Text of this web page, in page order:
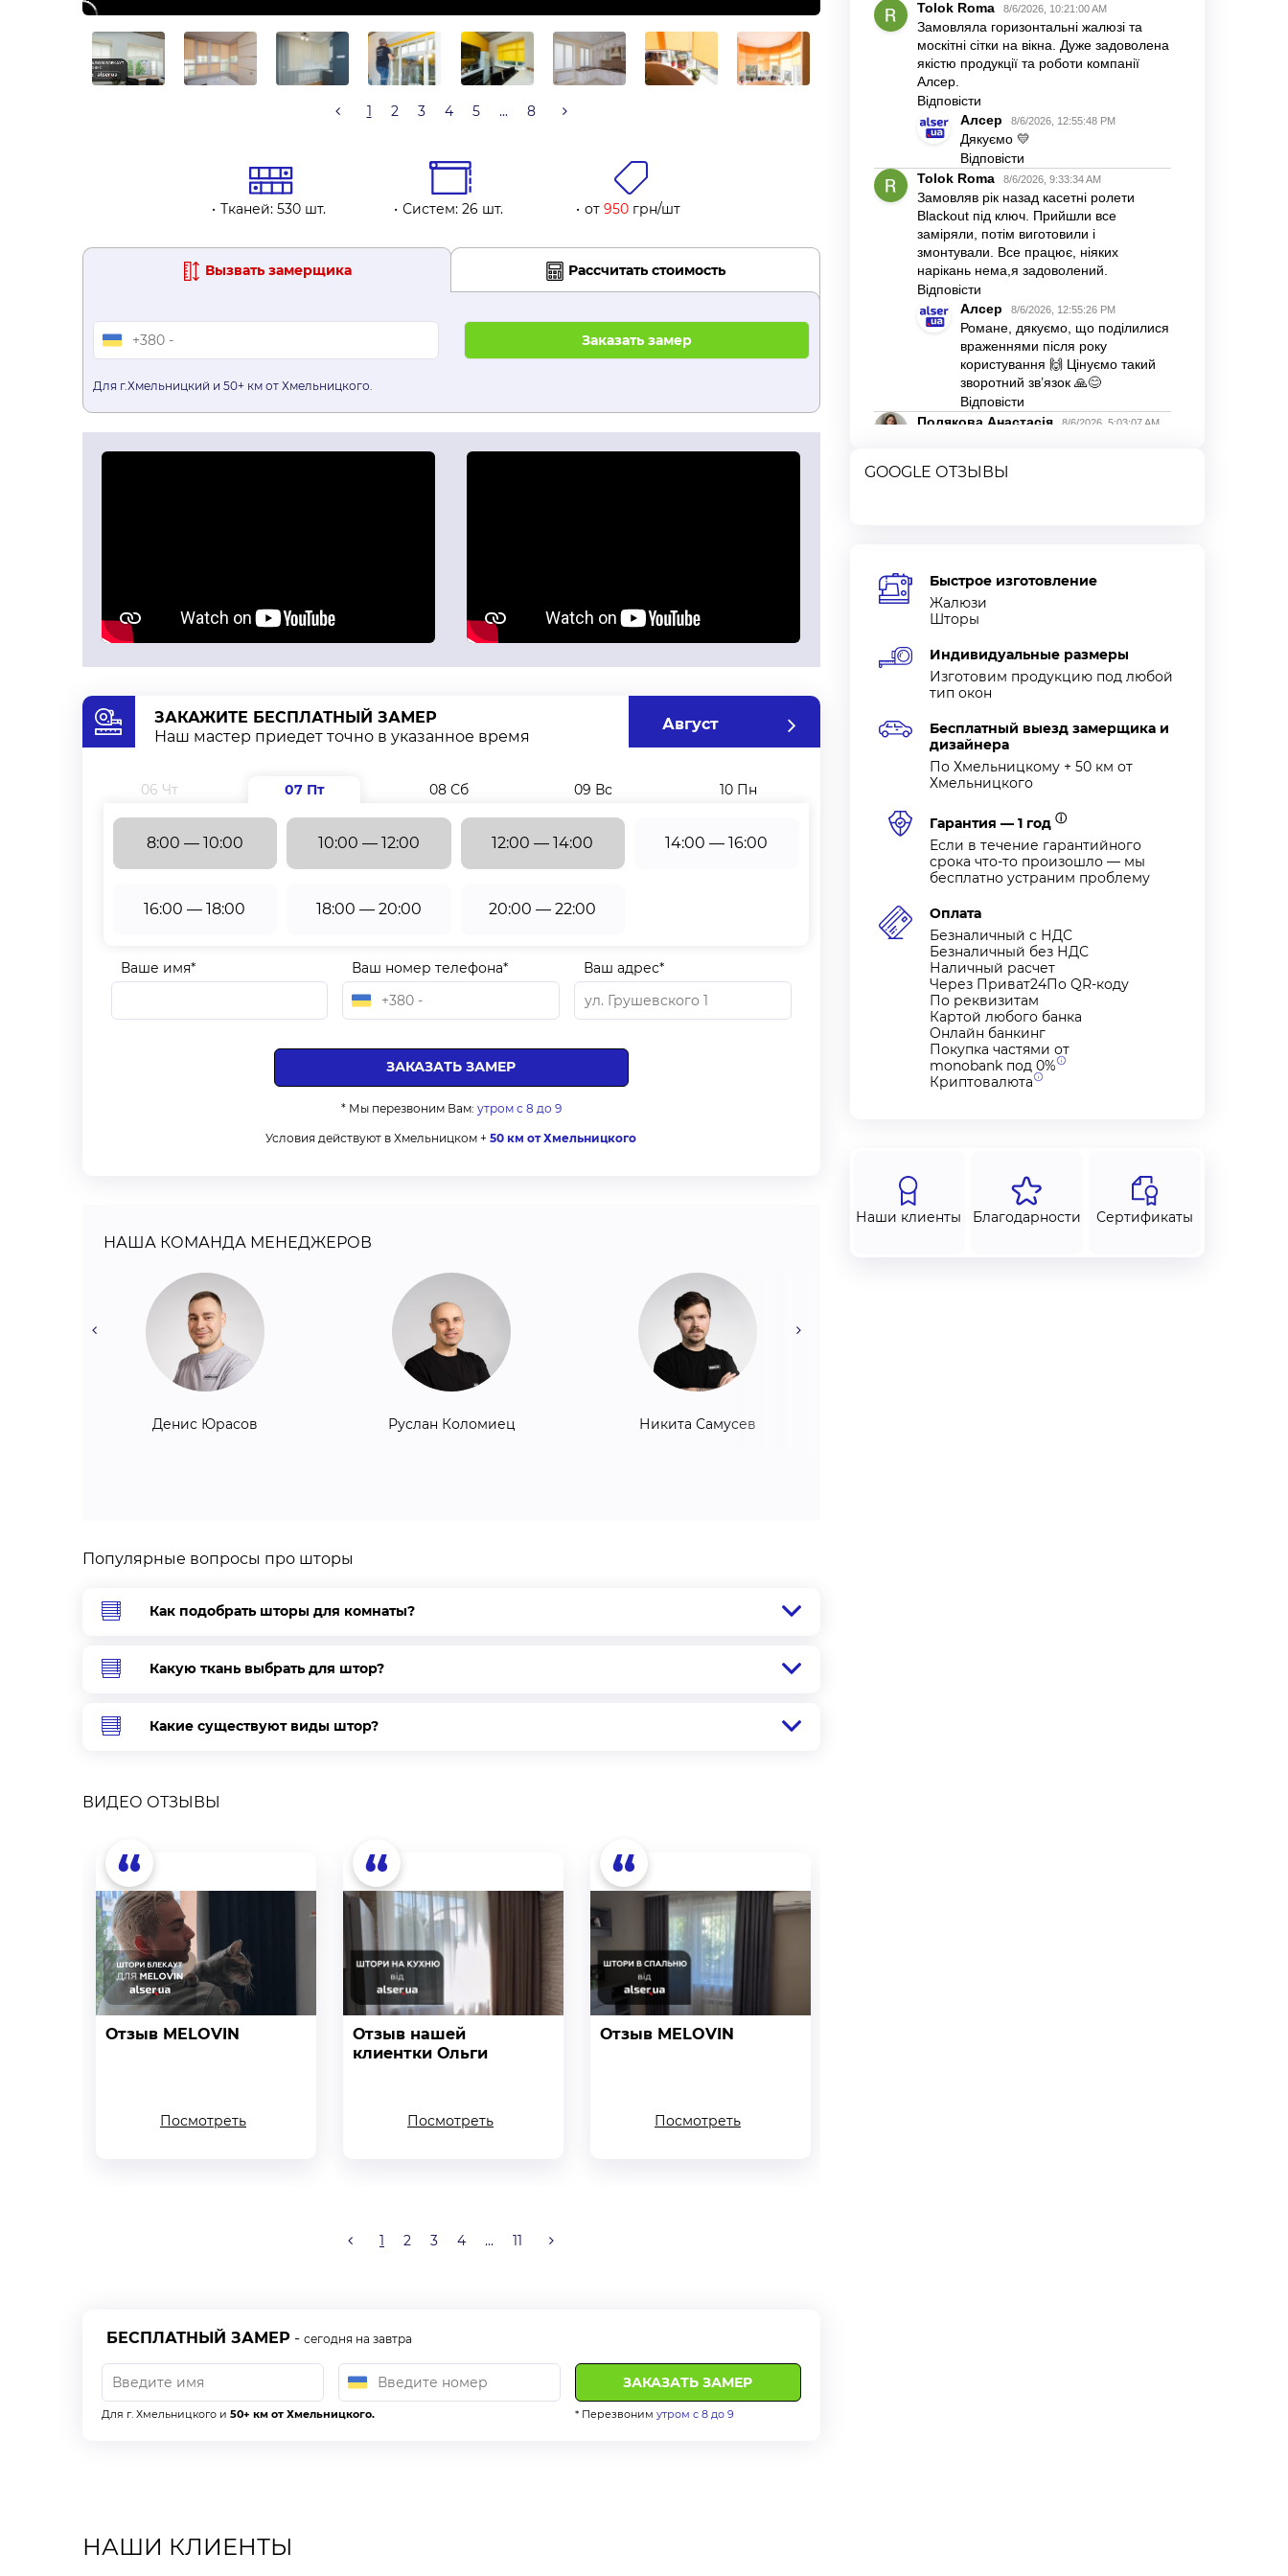
1 2 3 4 5 ... 8
Тканей: 530 шт. Систем: 26 шт. от950 грн/шт
Вызвать замерщика Рассчитать стоимость
Для г.Хмельницкий и 50+ км от Хмельницкого.
ЗАКАЖИТЕ БЕСПЛАТНЫЙ ЗАМЕР
Наш мастер приедет точно в указанное время
Август
06 Чт 07 Пт 08 Сб 09 Вс 10 Пн 12 Ср
8:00 — 10:00 10:00 — 12:00 12:00 — 14:00 14:00 — 16:00
16:00 — 18:00 18:00 — 20:00 20:00 — 22:00
Ваше имя* Ваш номер телефона* Ваш адрес*
* Мы перезвоним Вам: утром с 8 до 9
Условия действуют в Хмельницком + 50 км от Хмельницкого
НАША КОМАНДА МЕНЕДЖЕРОВ
Денис Юрасов Руслан Коломиец Никита Самусев
Популярные вопросы про шторы
Как подобрать шторы для комнаты?
Какую ткань выбрать для штор?
Какие существуют виды штор?
ВИДЕО ОТЗЫВЫ
“
Отзыв MELOVIN
Посмотреть
“
Отзыв нашей
клиентки Ольги
Посмотреть
“
Отзыв MELOVIN
Посмотреть
1 2 3 4 ... 11
БЕСПЛАТНЫЙ ЗАМЕР - сегодня на завтра
Для г. Хмельницкого и 50+ км от Хмельницкого. * Перезвонимутром с 8 до 9
НАШИ КЛИЕНТЫ
GOOGLE ОТЗЫВЫ
Быстрое изготовление
Жалюзи
Шторы
Индивидуальные размеры
Изготовим продукцию под любой
тип окон
Бесплатный выезд замерщика и
дизайнера
По Хмельницкому + 50 км от
Хмельницкого
Гарантия — 1 год ⓘ
Если в течение гарантийного
срока что-то произошло — мы
бесплатно устраним проблему
Оплата
Безналичный с НДС
Безналичный без НДС
Наличный расчет
Через Приват24По QR-коду
По реквизитам
Картой любого банка
Онлайн банкинг
Покупка частями от
monobank под 0%
Криптовалюта
Наши клиенты Благодарности Сертификаты